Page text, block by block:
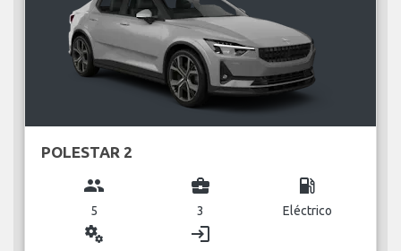
POLESTAR 2
group
5
business_center
3
local_gas_station
Eléctrico
miscellaneous_services login